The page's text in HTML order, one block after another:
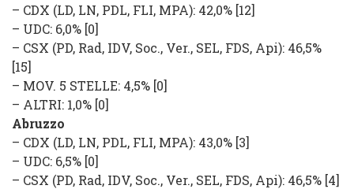
– CDX (LD, LN, PDL, FLI, MPA): 42,0% [12]
– UDC: 6,0% [0]
– CSX (PD, Rad, IDV, Soc., Ver., SEL, FDS, Api): 46,5%
[15]
– MOV. 5 STELLE: 4,5% [0]
– ALTRI: 1,0% [0]
Abruzzo
– CDX (LD, LN, PDL, FLI, MPA): 43,0% [3]
– UDC: 6,5% [0]
– CSX (PD, Rad, IDV, Soc., Ver., SEL, FDS, Api): 46,5% [4]